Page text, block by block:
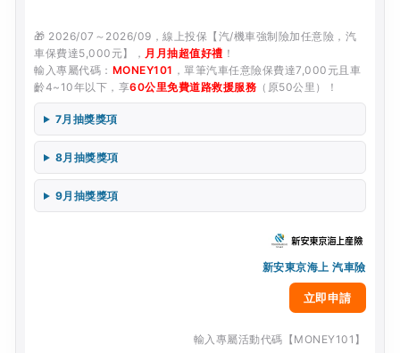
🎁 2026/07～2026/09，線上投保【汽/機車強制險加任意險，汽
車保費達5,000元】， 月月抽超值好禮 ！
輸入專屬代碼： MONEY101 ，單筆汽車任意險保費達7,000元且車
齡4~10年以下，享60公里免費道路救援服務 （原50公里）！
7月抽獎獎項
8月抽獎獎項
9月抽獎獎項
新安東京海上 汽車險
立即申請
輸入專屬活動代碼【MONEY101】